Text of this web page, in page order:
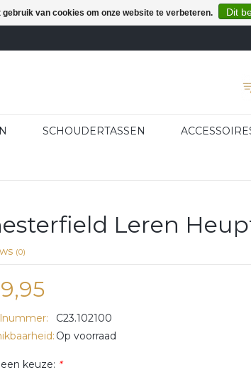
SCHOUDERTASSEN
Leren
(0)
C23.102100
Op voorraad
keuze: *
van cookies om onze website te verbeteren. Dit